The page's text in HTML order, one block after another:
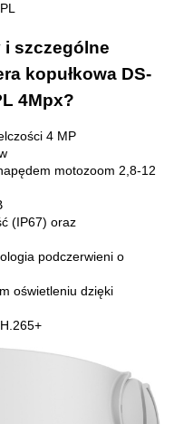
i szczególne
kopułkowa DS-
4Mpx?
4 MP
motozoom 2,8-12
(IP67) oraz
podczerwieni o
oświetleniu dzięki